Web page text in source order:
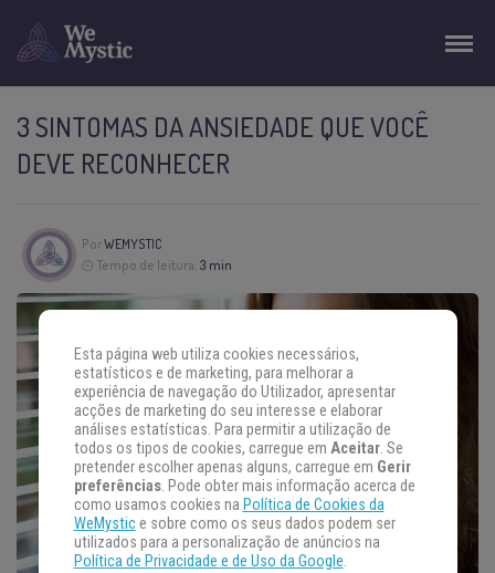
3 SINTOMAS DA ANSIEDADE QUE VOCÊ
DEVE RECONHECER
PorWEMYSTIC
Tempo de leitura: 3 min
Esta página web utiliza cookies necessários,
estatísticos e de marketing, para melhorar a
experiência de navegação do Utilizador, apresentar
acções de marketing do seu interesse e elaborar
análises estatísticas. Para permitir a utilização de
todos os tipos de cookies, carregue em Aceitar. Se
pretender escolher apenas alguns, carregue em Gerir
preferências. Pode obter mais informação acerca de
como usamos cookies na Política de Cookies da
WeMystice sobre como os seus dados podem ser
utilizados para a personalização de anúncios na
Política de Privacidade e de Uso da Google.